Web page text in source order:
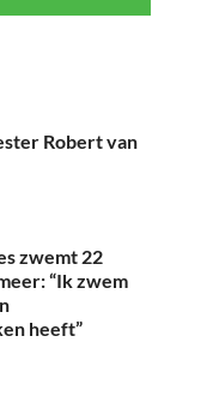
Robert van
zwemt 22
“Ik zwem
heeft”